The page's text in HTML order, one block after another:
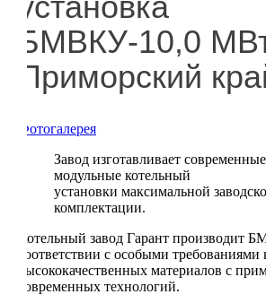
БМВКУ-10,0
Приморский
Фотогалерея
Завод изготавливает
модульные котельный
установки максимальной
комплектации.
Котельный завод Гарант производит
соответствии с особыми требованиями
высококачественных материалов с
современных технологий.